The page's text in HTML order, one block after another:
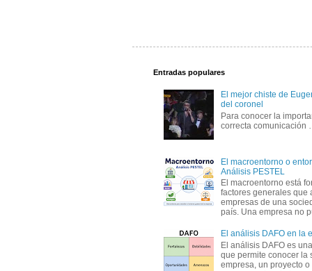
Entradas populares
El mejor chiste de
del coronel
Para conocer la
correcta
El macroentorno o
Análisis PESTEL
El macroentorno está
factores generales que
empresas de una
país. Una empresa no
El análisis DAFO en la
El análisis DAFO es
que permite conocer la
empresa, un proyecto